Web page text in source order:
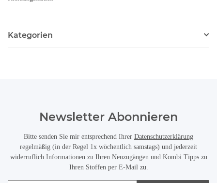
Kategorien
Newsletter Abonnieren
Bitte senden Sie mir entsprechend Ihrer Datenschutzerklärung
regelmäßig (in der Regel 1x wöchentlich samstags) und jederzeit
widerruflich Informationen zu Ihren Neuzugängen und Kombi Tipps zu
Ihren Stoffen per E-Mail zu.